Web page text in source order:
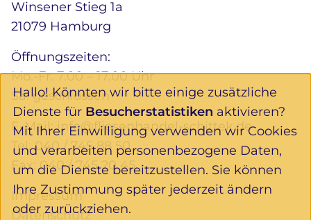
Winsener Stieg 1a
21079 Hamburg
Öffnungszeiten:
Mo.-Fr. 7.00 – 17.00 Uhr
Sa. geschlossen
E-Mail:info@fliesenhandel-schittek.de
Tel:040 / 745 88 50
Fax: 040 / 745 20 45
Impressum
Datenschutz
Hallo! Könnten wir bitte einige zusätzliche
Dienste für Besucherstatistiken aktivieren?
Mit Ihrer Einwilligung verwenden wir Cookies
und verarbeiten personenbezogene Daten,
um die Dienste bereitzustellen. Sie können
Ihre Zustimmung später jederzeit ändern
oder zurückziehen.